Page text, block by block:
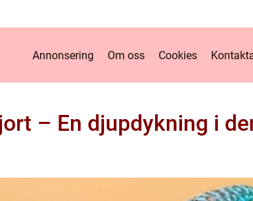
Annonsering Om oss Cookies
– En djupdykning i